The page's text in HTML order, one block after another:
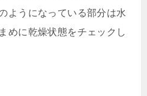
ようになっている部分は水
めに乾燥状態をチェックし